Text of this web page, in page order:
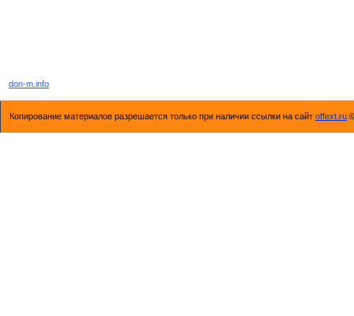
don-m.info
Копирование материалов разрешается только при наличии ссылки на сайт offext.ru